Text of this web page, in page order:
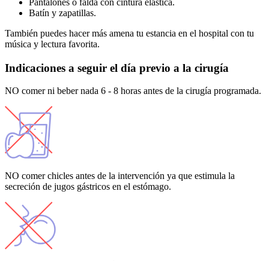
Batín y zapatillas.
También puedes hacer más amena tu estancia en el hospital con tu
música y lectura favorita.
Indicaciones a seguir el día previo a la cirugía
NO comer ni beber nada 6 - 8 horas antes de la cirugía programada.
NO comer chicles antes de la intervención ya que estimula la
secreción de jugos gástricos en el estómago.